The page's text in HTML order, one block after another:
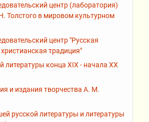
центр (лаборатория)
Толстого в мировом культурном
центр "Русская
традиция"
литературы конца XIX - начала XX
и издания творчества А. М.
русской литературы и литературы